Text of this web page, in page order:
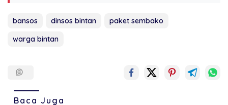
bansos dinsos bintan
paket sembako
warga bintan
Baca Juga